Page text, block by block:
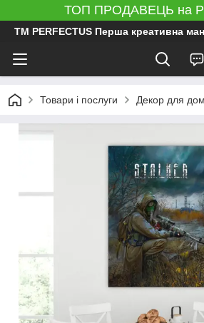
ТОП ПРОДАВЕЦЬ на
ТМ PERFECTUS Перша креативна
Товари і послуги Декор для